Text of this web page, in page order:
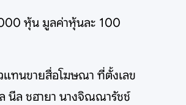
หุ้น มูลค่าหุ้นละ 100
แทนขายสื่อโฆษณา ที่ตั้งเลข
นีล ชฮายา นางจิณณารัชช์